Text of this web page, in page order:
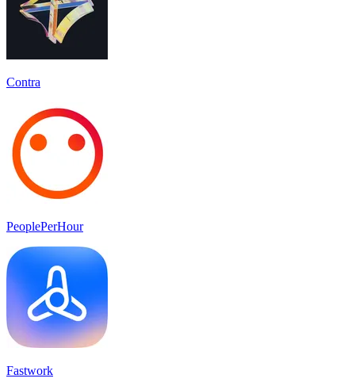
Contra
PeoplePerHour
Fastwork